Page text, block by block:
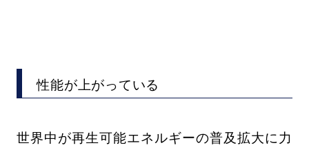
性能が上がっている
世界中が再生可能エネルギーの普及拡大に力